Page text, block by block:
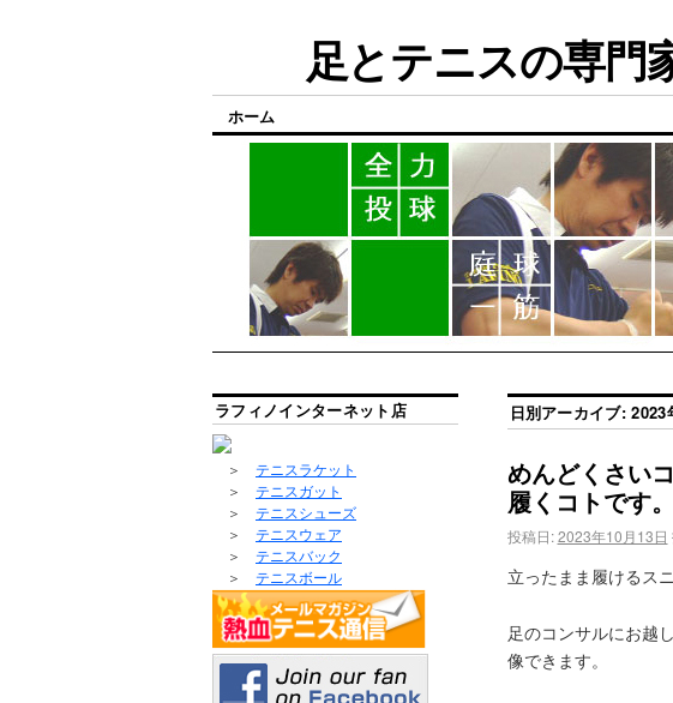
足とテニスの専門
ホーム
日別アーカイブ:2023
めんどくさい
履くコトです。
投稿日: 2023年10月13日
立ったまま履けるス
足のコンサルにお越
像できます。
ラフィノインターネット店
＞ テニスラケット
＞ テニスガット
＞ テニスシューズ
＞ テニスウェア
＞ テニスバック
＞ テニスボール